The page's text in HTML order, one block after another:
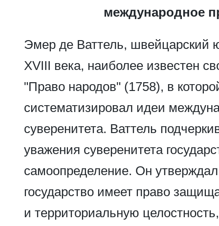
международное
Эмер де Ваттель, швейцарский
XVIII века, наиболее известен
"Право народов" (1758), в
систематизировал идеи
суверенитета. Ваттель
уважения суверенитета
самоопределение. Он
государство имеет право
и территориальную